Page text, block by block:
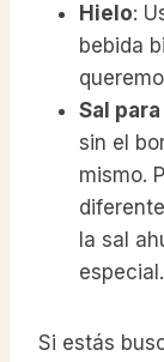
Hielo:
bebida
Sal
sin el
mismo.
la sal
especial.
Si estás